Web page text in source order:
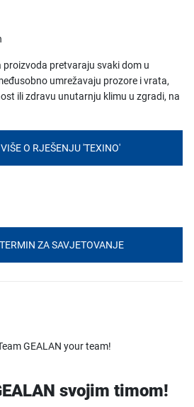
proizvoda pretvaraju svaki dom u
umrežavaju prozore i vrata,
ili zdravu unutarnju klimu u zgradi, na
O RJEŠENJU 'TEXINO'
ZA SAVJETOVANJE
svojim timom!